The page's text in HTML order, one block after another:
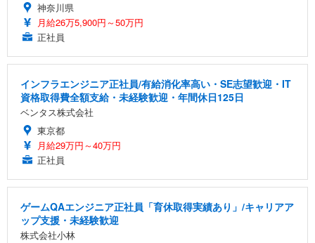
神奈川県
月給26万5,900円～50万円
正社員
インフラエンジニア正社員/有給消化率高い・SE志望歓迎・IT
資格取得費全額支給・未経験歓迎・年間休日125日
ベンタス株式会社
東京都
月給29万円～40万円
正社員
ゲームQAエンジニア正社員「育休取得実績あり」/キャリアア
ップ支援・未経験歓迎
株式会社小林